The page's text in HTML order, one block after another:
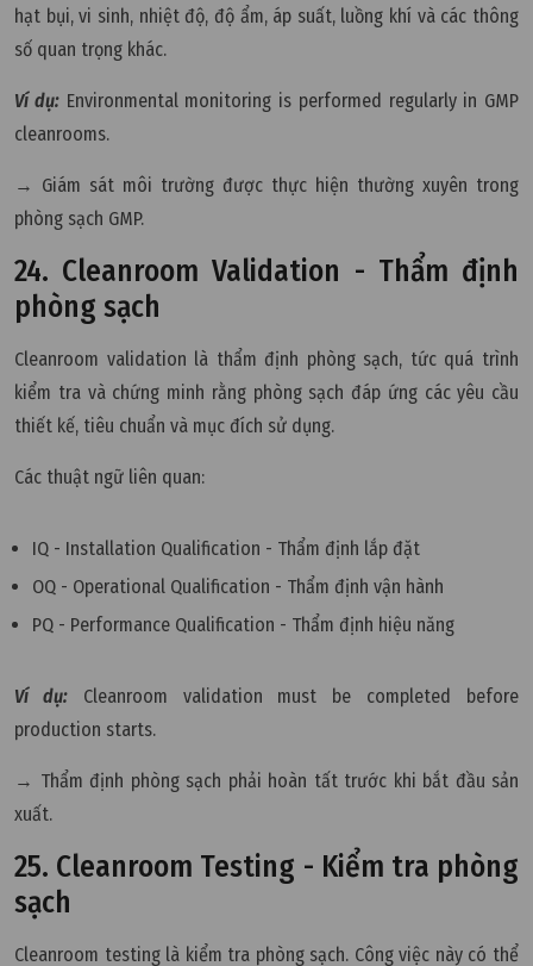
hạt bụi, vi sinh, nhiệt độ, độ ẩm, áp suất, luồng khí và các thông
số quan trọng khác.
Ví dụ:Environmental monitoring is performed regularly in GMP
cleanrooms.
→ Giám sát môi trường được thực hiện thường xuyên trong
phòng sạch GMP.
24. Cleanroom Validation - Thẩm định
phòng sạch
Cleanroom validation là thẩm định phòng sạch, tức quá trình
kiểm tra và chứng minh rằng phòng sạch đáp ứng các yêu cầu
thiết kế, tiêu chuẩn và mục đích sử dụng.
Các thuật ngữ liên quan:
IQ - Installation Qualification - Thẩm định lắp đặt
OQ - Operational Qualification - Thẩm định vận hành
PQ - Performance Qualification - Thẩm định hiệu năng
Ví dụ:Cleanroom validation must be completed before
production starts.
→ Thẩm định phòng sạch phải hoàn tất trước khi bắt đầu sản
xuất.
25. Cleanroom Testing - Kiểm tra phòng
sạch
Cleanroom testing là kiểm tra phòng sạch. Công việc này có thể